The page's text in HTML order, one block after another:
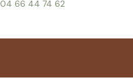
04 66 44 74 62